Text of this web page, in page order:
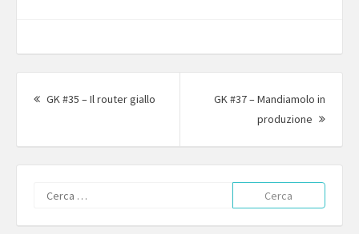
Navigazione
articoloGK #35 – Il router giallo
GK #37 – Mandiamolo in
produzione
Ricerca
per: